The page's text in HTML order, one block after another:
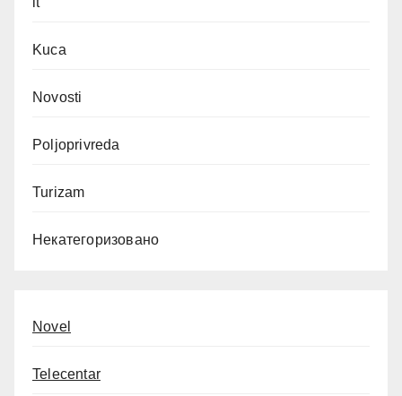
Kuca
Novosti
Poljoprivreda
Turizam
Некатегоризовано
Novel
Telecentar